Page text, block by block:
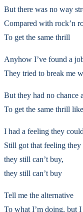
But there was no way
Compared with rock’n
To get the same thrill
Anyhow I’ve found a
They tried to break me
But they had no chance
To get the same thrill
I had a feeling they
Still got that feeling they
they still can’t buy,
they still can’t buy
Tell me the alternative
To what I’m doing, but I